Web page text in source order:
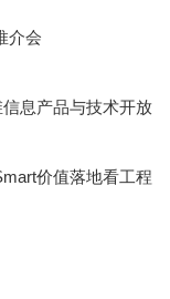
介会
息产品与技术开放
价值落地看工程